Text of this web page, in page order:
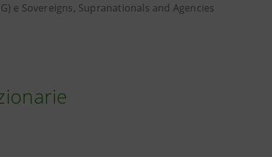
e Sovereigns, Supranationals and Agencies